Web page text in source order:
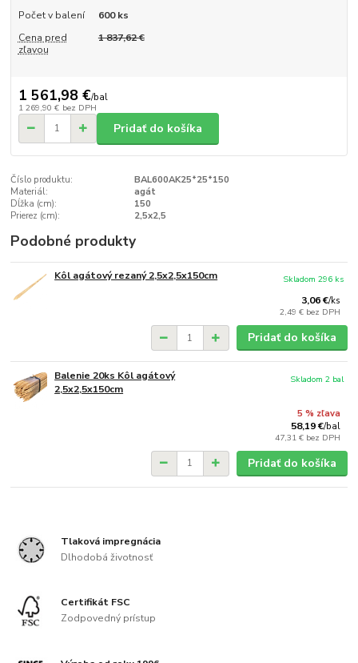
Počet v balení
600 ks
Cena pred
zľavou
1 837,62 €
1 561,98 €/bal
1 269,90 € bez DPH
Pridať do košíka
Číslo produktu:
BAL600AK25*25*150
Materiál:
agát
Dĺžka (cm):
150
Prierez (cm):
2,5x2,5
Podobné produkty
Kôl agátový rezaný 2,5x2,5x150cm
3,06 €/ks
2,49 € bez DPH
Skladom 296 ks
Pridať do košíka
Balenie 20ks Kôl agátový
2,5x2,5x150cm
5 % zľava
58,19 €/bal
47,31 € bez DPH
Skladom 2 bal
Pridať do košíka
Tlaková impregnácia
Dlhodobá životnosť
Certifikát FSC
Zodpovedný prístup